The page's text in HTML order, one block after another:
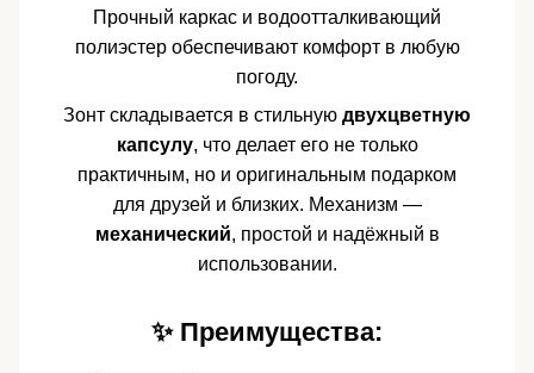
Прочный каркас и водоотталкивающий
полиэстер обеспечивают комфорт в любую
погоду.
Зонт складывается в стильную двухцветную
капсулу, что делает его не только
практичным, но и оригинальным подарком
для друзей и близких. Механизм —
механический, простой и надёжный в
использовании.
✨ Преимущества: